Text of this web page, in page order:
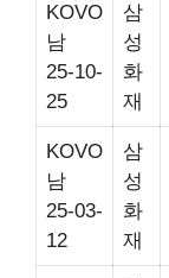
KOVO
남
25-10-
25
삼
성
화
재
KOVO
남
25-03-
12
삼
성
화
재